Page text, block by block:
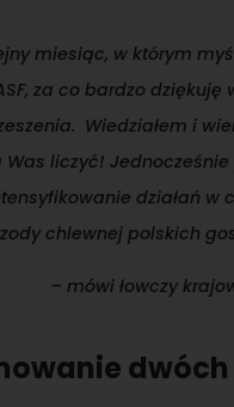
miesiąc, w którym
za co bardzo dziękuję
Wiedziałem i
liczyć! Jednocześnie
działań w
chlewnej polskich
– mówi łowczy